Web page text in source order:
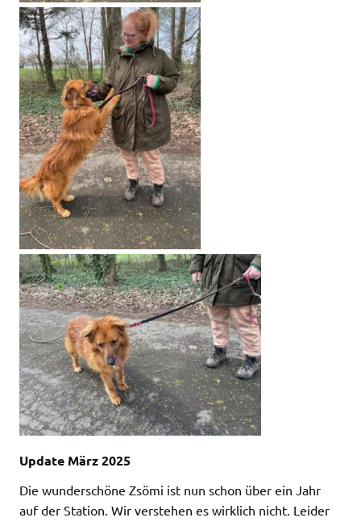
Update März 2025
Die wunderschöne Zsömi ist nun schon über ein Jahr
auf der Station. Wir verstehen es wirklich nicht. Leider